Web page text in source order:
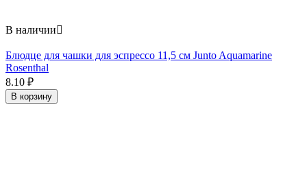
В наличии
Блюдце для чашки для эспрессо 11,5 см Junto Aquamarine
Rosenthal
8.10 ₽
В корзину